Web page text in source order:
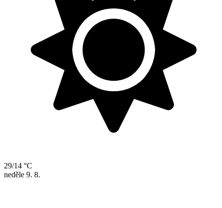
29/14 °C
neděle 9. 8.